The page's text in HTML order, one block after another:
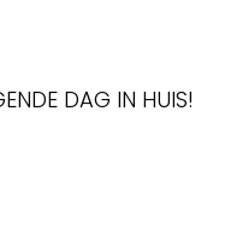
DAG IN HUIS!